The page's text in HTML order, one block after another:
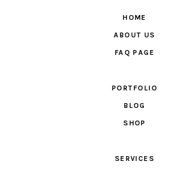
HOME
ABOUT US
FAQ PAGE
PORTFOLIO
BLOG
SHOP
SERVICES